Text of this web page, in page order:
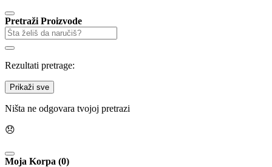
Pretraži Proizvode
Rezultati pretrage:
Prikaži sve
Ništa ne odgovara tvojoj pretrazi
😞
Moja Korpa (0)